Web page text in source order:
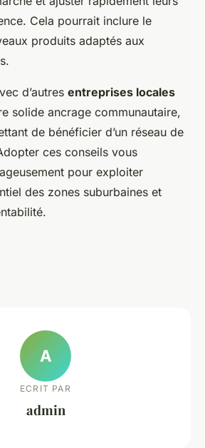
Cela pourrait inclure le
produits adaptés aux
d’autres entreprises locales
solide ancrage communautaire,
de bénéficier d’un réseau de
ces conseils vous
pour exploiter
des zones suburbaines et
A
ECRIT PAR
admin